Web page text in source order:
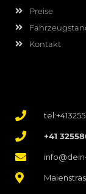
Preise
Kontakt
+41